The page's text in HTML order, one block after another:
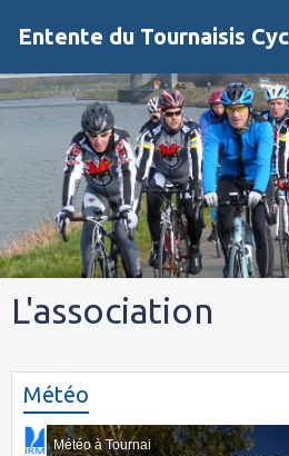
Entente du Tournaisis
L'association
Météo